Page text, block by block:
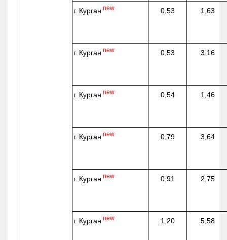
г. Курган new 0,53 1,63
г. Курган new 0,53 3,16
г. Курган new 0,54 1,46
г. Курган new 0,79 3,64
г. Курган new 0,91 2,75
г. Курган new 1,20 5,58